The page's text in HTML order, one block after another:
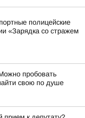
полицейские
«Зарядка со стражем
пробовать
свою по душе